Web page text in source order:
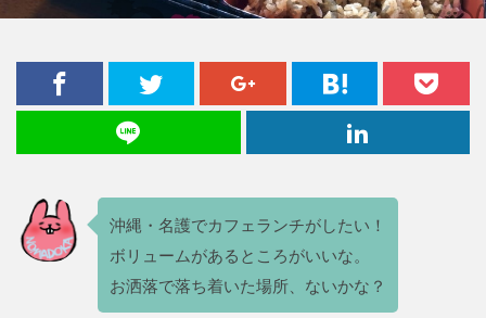
沖縄・名護でカフェランチがしたい！
ボリュームがあるところがいいな。
お洒落で落ち着いた場所、ないかな？